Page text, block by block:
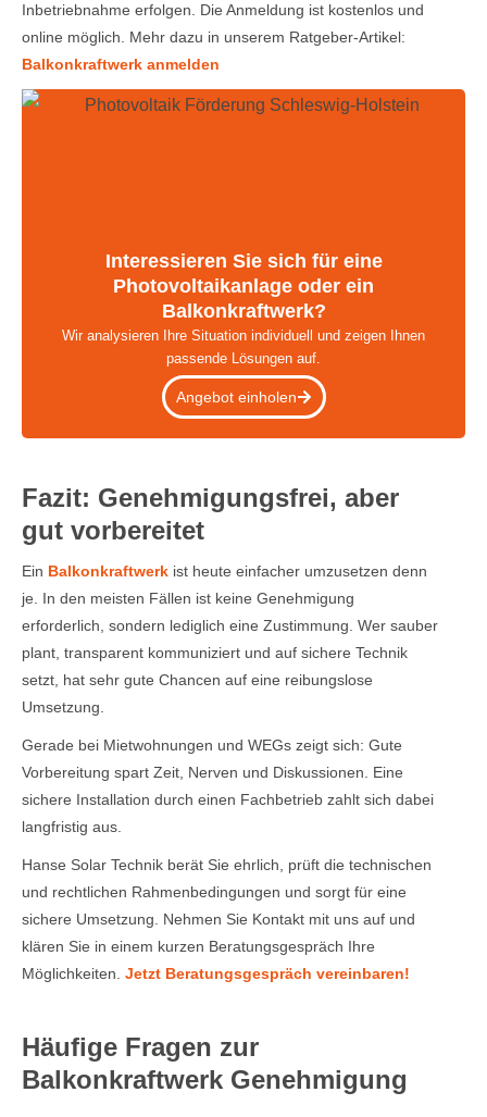
Inbetriebnahme erfolgen. Die Anmeldung ist kostenlos und
online möglich. Mehr dazu in unserem Ratgeber-Artikel:
Balkonkraftwerk anmelden
Interessieren Sie sich für eine
Photovoltaikanlage oder ein
Balkonkraftwerk?
Wir analysieren Ihre Situation individuell und zeigen Ihnen
passende Lösungen auf.
Angebot einholen
Fazit: Genehmigungsfrei, aber
gut vorbereitet
Ein Balkonkraftwerk ist heute einfacher umzusetzen denn
je. In den meisten Fällen ist keine Genehmigung
erforderlich, sondern lediglich eine Zustimmung. Wer sauber
plant, transparent kommuniziert und auf sichere Technik
setzt, hat sehr gute Chancen auf eine reibungslose
Umsetzung.
Gerade bei Mietwohnungen und WEGs zeigt sich: Gute
Vorbereitung spart Zeit, Nerven und Diskussionen. Eine
sichere Installation durch einen Fachbetrieb zahlt sich dabei
langfristig aus.
Hanse Solar Technik berät Sie ehrlich, prüft die technischen
und rechtlichen Rahmenbedingungen und sorgt für eine
sichere Umsetzung. Nehmen Sie Kontakt mit uns auf und
klären Sie in einem kurzen Beratungsgespräch Ihre
Möglichkeiten. Jetzt Beratungsgespräch vereinbaren!
Häufige Fragen zur
Balkonkraftwerk Genehmigung